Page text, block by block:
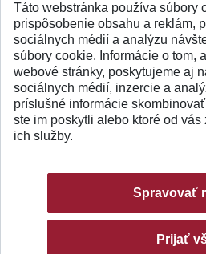
SPÄŤ NA
Táto webstránka používa súbory
prispôsobenie obsahu a reklám,
sociálnych médií a analýzu
súbory cookie. Informácie o tom,
webové stránky, poskytujeme aj
sociálnych médií, inzercie a
príslušné informácie
ste im poskytli alebo ktoré od
ich služby.
Spravovať
Prijať